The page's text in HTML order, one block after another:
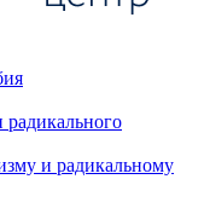
радикального
и радикальному